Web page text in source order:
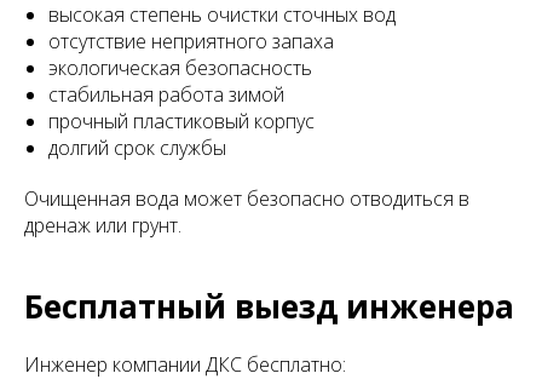
высокая степень очистки сточных вод
отсутствие неприятного запаха
экологическая безопасность
стабильная работа зимой
прочный пластиковый корпус
долгий срок службы
Очищенная вода может безопасно отводиться в
дренаж или грунт.
Бесплатный выезд инженера
Инженер компании ДКС бесплатно: